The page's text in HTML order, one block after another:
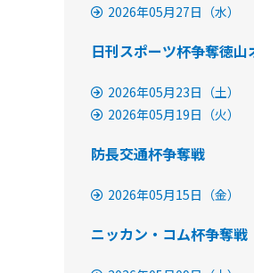
2026年05月27日（水）
日刊スポーツ杯争奪徳山
2026年05月23日（土）
2026年05月19日（火）
防長交通杯争奪戦
2026年05月15日（金）
ニッカン・コム杯争奪戦